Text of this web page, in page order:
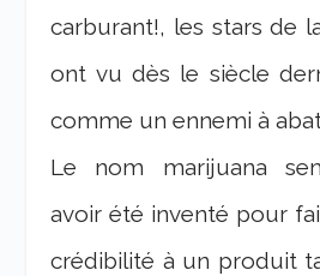
carburant!, les stars de
ont vu dès le siècle
comme un ennemi à
Le nom marijuana
avoir été inventé pour
crédibilité à un produit